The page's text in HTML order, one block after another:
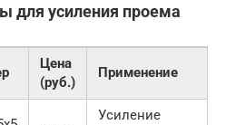
для усиления проема
Цена
(руб.)
Применение
Усиление